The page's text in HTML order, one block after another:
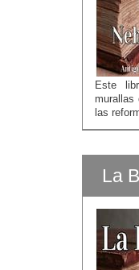
Este
murallas
las
La